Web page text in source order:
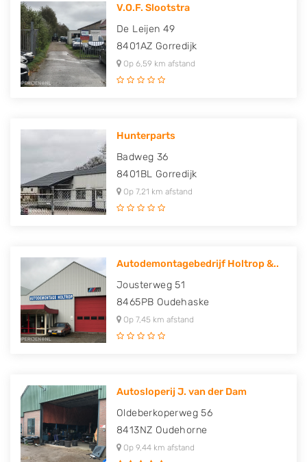
V.O.F. Slootstra
De Leijen 49
8401AZ Gorredijk
Op 6,59 km afstand
Hunterparts
Badweg 36
8401BL Gorredijk
Op 7,21 km afstand
Autodemontagebedrijf Holtrop &..
Jousterweg 51
8465PB Oudehaske
Op 7,45 km afstand
Autosloperij J. van der Dam
Oldeberkoperweg 56
8413NZ Oudehorne
Op 9,44 km afstand